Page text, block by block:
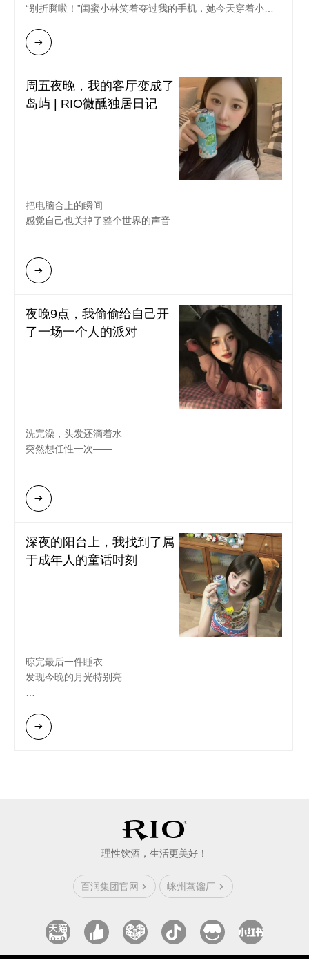
的夜晚。
罐青桂风味小酒，“就是需要这么一下。谢谢你过来。”
的“急救箱”里没有药，只有中度的酒精，绵密的气泡，和无
声的陪伴。那一刻我明白，对闺蜜而言，最高级的疗愈，有
时不过是陪她一起，安静地喝一杯小酒。
“别折腾啦！”闺蜜小林笑着夺过我的手机，她今天穿着小碎
模特。”
你那束花，对嘛，这样才自然！”
在她“三、二、一”的倒数声中，我下意识地转头看向她，正
好捕捉到她为我调整角度时专注又温柔的侧脸。
我凑过去，屏幕上的我，笑容轻松，眼神明亮，整个画面充
“太棒了！你真是我的专属摄影师！”
“那当然，”她得意地拿起自己那瓶RIO轻享，和我用力一碰，
“纪念一下！”
我们并肩坐在折叠椅上，看着远山，小口喝着饮料。樱花的
香气与白桃的甜美在空气中交织。
册——照片里，我正低头浅笑，准备喝RIO轻享，神情是百
分百的松弛和真实。
“敬真实的你，敬最好的我们。”她再次举杯。
那一刻，山风拂面，我明白了，最好的照片不是构图完美，
而是镜头内外，都有那个懂你、并愿意为你捕捉最美瞬间的
周五夜晚，我的客厅变成了
岛屿 | RIO微醺独居日记
把电脑合上的瞬间
感觉自己也关掉了整个世界的声音
气泡在玻璃杯里发出"啵"的轻笑
像给这个普通夜晚按下某个甜蜜开关
穿着旧睡衣陷进沙发里
投影仪正在放看了十八遍的《老友记》
罗斯又在大喊"WE WERE ON A BREAK"
夜晚9点，我偷偷给自己开
了一场一个人的派对
洗完澡，头发还滴着水
突然想任性一次——
光脚踩在冰凉的地板上
从冰箱捞出一罐冰镇RIO微醺白桃味
"啵"的一声
紫红色的气泡咕噜咕噜冒上来
像把整个夏夜的星光都装进了易拉罐
只要一罐微醺
和一颗愿意取悦自己的心
深夜的阳台上，我找到了属
于成年人的童话时刻
晾完最后一件睡衣
发现今晚的月光特别亮
悄悄溜到阳台上
金属拉环"咔"的轻响
也曾在宿舍天台这样偷喝汽水
3%的酒精比当年更懂我
让心事变成可以下酒的故事
理性饮酒，生活更美好！
百润集团官网 崃州蒸馏厂